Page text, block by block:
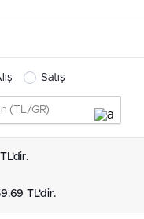
Satış
TL'dir.